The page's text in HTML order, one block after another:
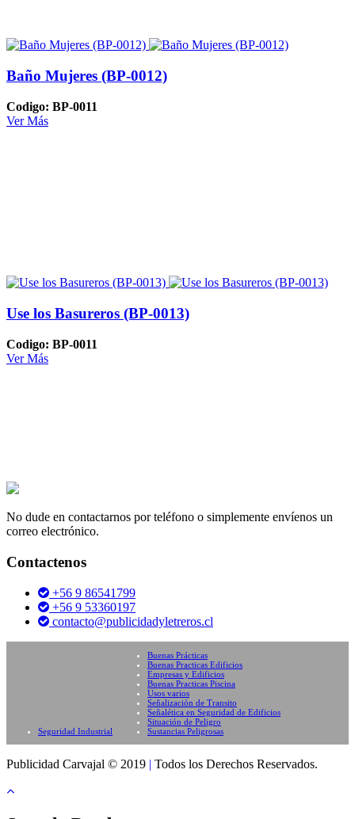
Baño Mujeres (BP-0012)
Codigo: BP-0011
Ver Más
Use los Basureros (BP-0013)
Codigo: BP-0011
Ver Más
No dude en contactarnos por teléfono o simplemente envíenos un
correo electrónico.
Contactenos
+56 9 86541799
+56 9 53360197
contacto@publicidadyletreros.cl
Seguridad Industrial
Buenas Prácticas
Buenas Practicas Edificios
Empresas y Edificios
Buenas Practicas Piscina
Usos varios
Señalización de Transito
Señalética en Seguridad de Edificios
Situación de Peligro
Sustancias Peligrosas
Publicidad Carvajal © 2019 | Todos los Derechos Reservados.